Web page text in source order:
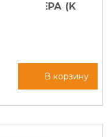
СФЕРА (K
В корзину